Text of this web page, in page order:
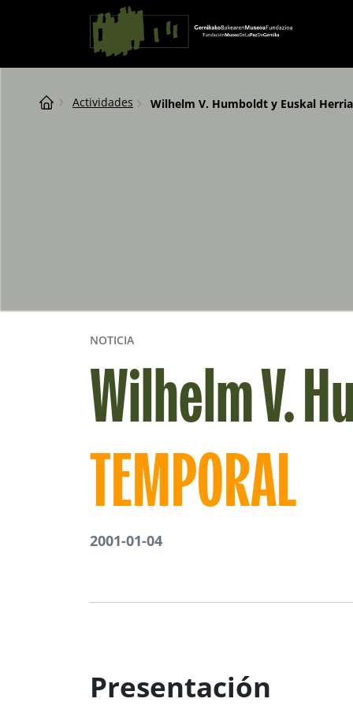
Saltar al contingut
Navegación principal
Breadcrumb
Actividades Wilhelm V. Humboldt y Euskal
NOTICIA
Wilhelm V.
TEMPORAL
2001-01-04
Presentación